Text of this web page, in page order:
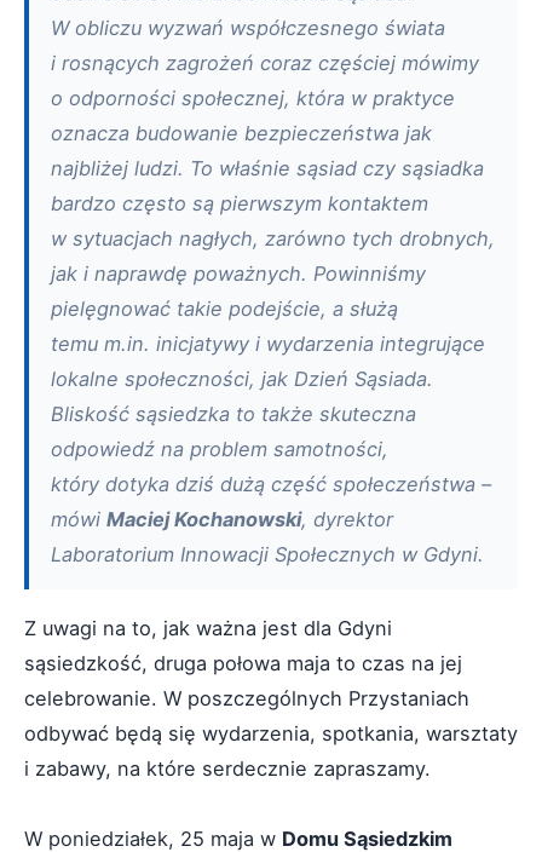
W obliczu wyzwań współczesnego świata
i rosnących zagrożeń coraz częściej mówimy
o odporności społecznej, która w praktyce
oznacza budowanie bezpieczeństwa jak
najbliżej ludzi. To właśnie sąsiad czy sąsiadka
bardzo często są pierwszym kontaktem
w sytuacjach nagłych, zarówno tych drobnych,
jak i naprawdę poważnych. Powinniśmy
pielęgnować takie podejście, a służą
temu m.in. inicjatywy i wydarzenia integrujące
lokalne społeczności, jak Dzień Sąsiada.
Bliskość sąsiedzka to także skuteczna
odpowiedź na problem samotności,
który dotyka dziś dużą część społeczeństwa –
mówi Maciej Kochanowski, dyrektor
Laboratorium Innowacji Społecznych w Gdyni.
Z uwagi na to, jak ważna jest dla Gdyni
sąsiedzkość, druga połowa maja to czas na jej
celebrowanie. W poszczególnych Przystaniach
odbywać będą się wydarzenia, spotkania, warsztaty
i zabawy, na które serdecznie zapraszamy.
W poniedziałek, 25 maja w Domu Sąsiedzkim